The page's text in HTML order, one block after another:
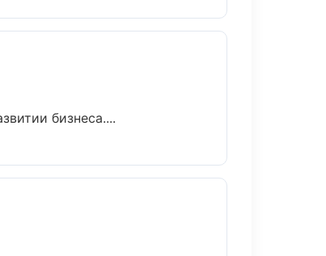
бизнеса....